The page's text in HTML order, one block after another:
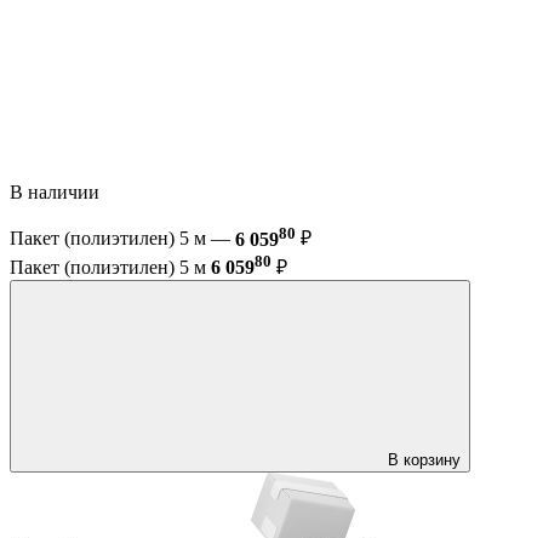
В наличии
Пакет (полиэтилен) 5 м — 6 05980 ₽
Пакет (полиэтилен) 5 м 6 05980 ₽
В корзину